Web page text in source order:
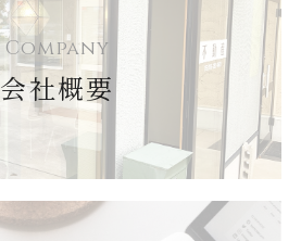
Company
会社概要